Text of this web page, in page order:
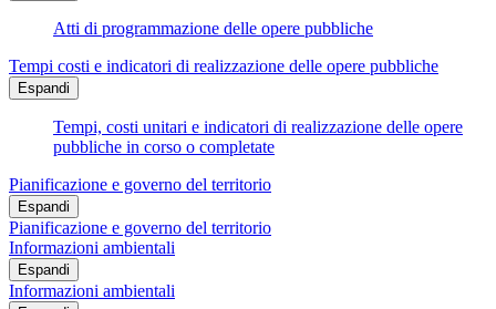
Atti di programmazione delle opere pubbliche
Tempi costi e indicatori di realizzazione delle opere pubbliche
Espandi
Tempi, costi unitari e indicatori di realizzazione delle opere
pubbliche in corso o completate
Pianificazione e governo del territorio
Espandi
Pianificazione e governo del territorio
Informazioni ambientali
Espandi
Informazioni ambientali